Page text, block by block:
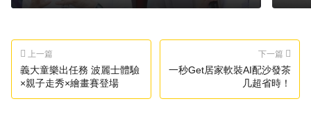
上一篇
義大童樂出任務 波麗士體驗
×親子走秀×繪畫賽登場
下一篇
一秒Get居家軟裝AI配沙發茶
几超省時！